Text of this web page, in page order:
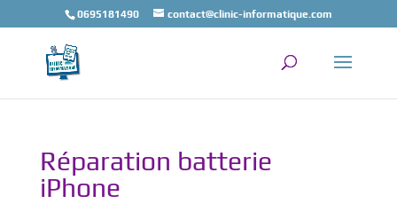
0695181490 contact@clinic-informatique.com
Réparation batterie
iPhone